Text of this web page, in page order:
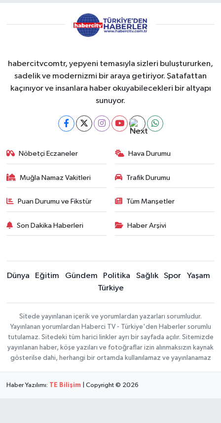
habercitvcomtr, yepyeni temasıyla sizleri buluştururken,
sadelik ve modernizmi bir araya getiriyor. Şatafattan
kaçınıyor ve insanlara haber okuyabilecekleri bir altyapı
sunuyor.
Nöbetçi Eczaneler Hava Durumu
Muğla Namaz Vakitleri Trafik Durumu
Puan Durumu ve Fikstür Tüm Manşetler
Son Dakika Haberleri Haber Arşivi
Dünya Eğitim Gündem Politika Sağlık Spor
Yaşam
Türkiye
Sitede yayınlanan içerik ve yorumlardan yazarları sorumludur.
Yayınlanan yorumlardan Haberci TV - Türkiye'den Haberler sorumlu
tutulamaz. Sitedeki tüm harici linkler ayrı bir sayfada açılır. Sitemizde
yayınlanan haber, köşe yazıları ve fotoğraflar izin alınmaksızın kaynak
gösterilse dahi, herhangi bir ortamda kullanılamaz ve yayınlanamaz
Haber Yazılımı: TE Bilişim | Copyright © 2026